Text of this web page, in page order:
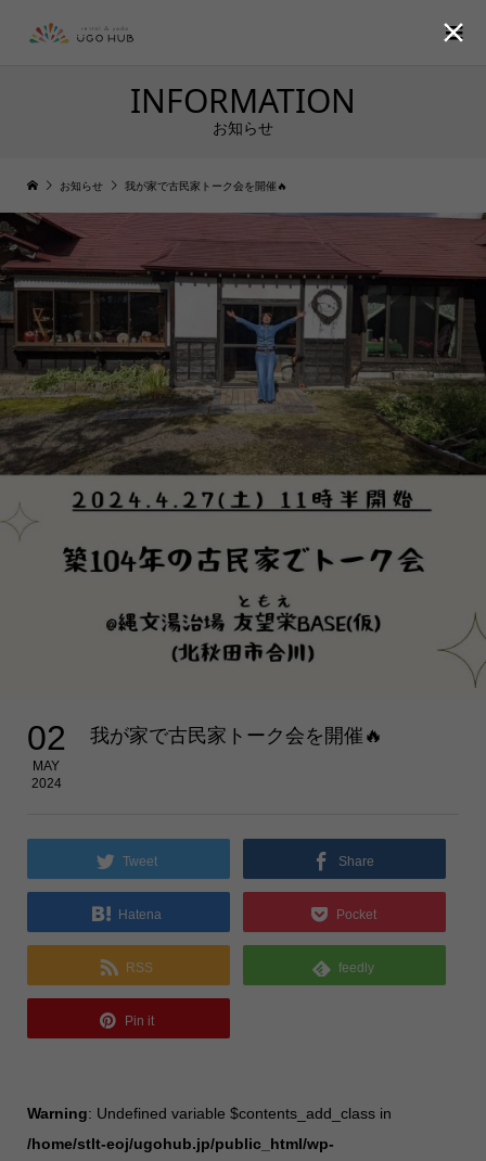
INFORMATION
お知らせ
お知らせ 我が家で古民家トーク会を開催🔥
02
MAY
2024
我が家で古民家トーク会を開催🔥
Tweet Share
Hatena Pocket
RSS feedly
Pin it
Warning: Undefined variable $contents_add_class in
/home/stlt-eoj/ugohub.jp/public_html/wp-
